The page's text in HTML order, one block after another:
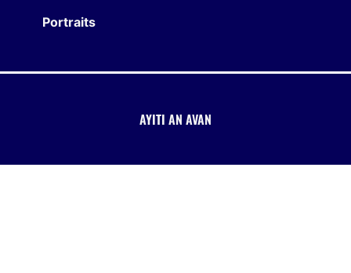
Portraits
AYITI AN AVAN